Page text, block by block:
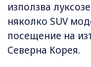
използва
няколко SUV
посещение на
Северна Корея.